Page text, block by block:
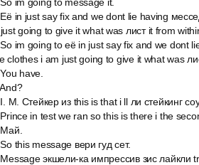
Её in just say fix and we dont lie having
going to give it what was лист it from
So im going to её in just say fix and we dont
clothes i am just going to give it what was
You have.
And?
I. M. Стейкер из this is that i ll ли стейкинг
Prince in test we ran so this is there i the
Май.
So this message вери гуд сет.
Message экшели-ка импрессив зис лайкли